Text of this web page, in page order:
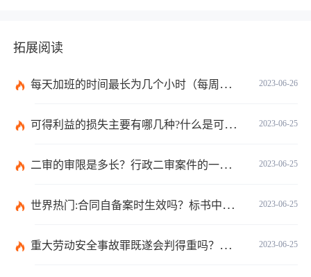
拓展阅读
2023-06-26
每天加班的时间最长为几个小时（每周加班不能超过多少小时）
2023-06-25
可得利益的损失主要有哪几种?什么是可得利益？|天天速读
2023-06-25
二审的审限是多长？行政二审案件的一般处理规则是什么?
2023-06-25
世界热门:合同自备案时生效吗？标书中的合同需要全部放上去吗？
2023-06-25
重大劳动安全事故罪既遂会判得重吗？重大劳动安全事故罪与玩忽职守罪的界限是什么？_世界速看